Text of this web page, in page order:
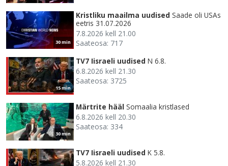
30 min
Kristliku maailma uudised Saade oli USAs
eetris 31.07.2026
7.8.2026 kell 21.00
Saateosa: 717
15 min
TV7 Iisraeli uudised N 6.8.
6.8.2026 kell 21.30
Saateosa: 3725
30 min
Märtrite hääl Somaalia kristlased
6.8.2026 kell 20.30
Saateosa: 334
TV7 Iisraeli uudised K 5.8.
5.8.2026 kell 21.30